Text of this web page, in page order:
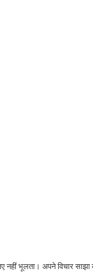
नहीं भूलता। अपने विचार